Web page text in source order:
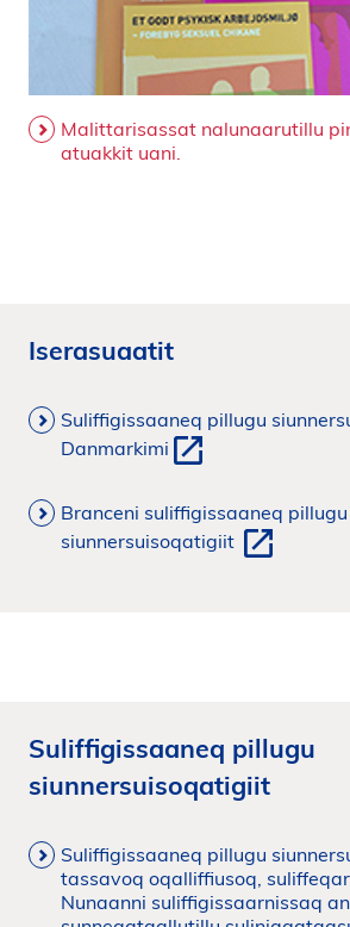
Malittarisassat nalunaarutillu
atuakkit uani.
Iserasuaatit
Suliffigissaaneq pillugu
Danmarkimi
Branceni suliffigissaaneq pillugu
siunnersuisoqatigiit
Suliffigissaaneq pillugu
siunnersuisoqatigiit
Suliffigissaaneq pillugu
tassavoq oqalliffiusoq,
Nunaanni suliffigissaarnissaq